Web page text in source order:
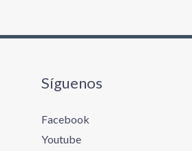
Síguenos
Facebook
Youtube